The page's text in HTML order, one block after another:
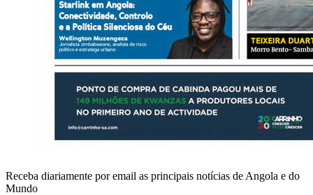
Receba diariamente por email as principais notícias de Angola e do
Mundo